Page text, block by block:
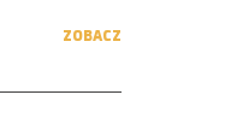
ZOBACZ